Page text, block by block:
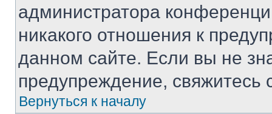
администратора
никакого отношения к
данном сайте. Если вы не
предупреждение,
Вернуться к началу